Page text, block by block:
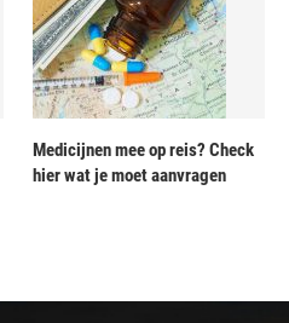
Medicijnen mee op reis? Check
hier wat je moet aanvragen